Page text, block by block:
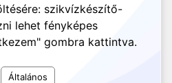
szikvízkészítő-
lehet fényképes
gombra kattintva.
Általános